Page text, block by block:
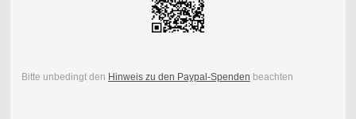
Bitte unbedingt den Hinweis zu den Paypal-Spenden beachten